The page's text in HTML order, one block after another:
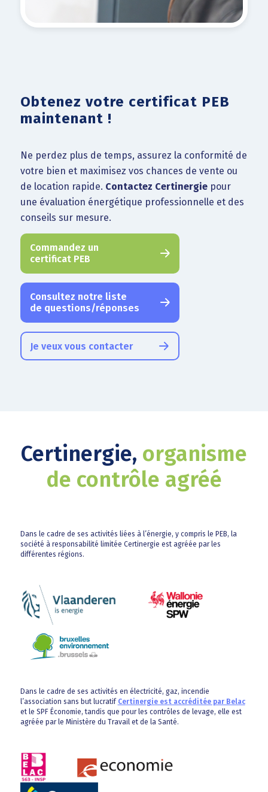
Obtenez votre certificat PEB
maintenant !
Ne perdez plus de temps, assurez la conformité de
votre bien et maximisez vos chances de vente ou
de location rapide. Contactez Certinergiepour
une évaluation énergétique professionnelle et des
conseils sur mesure.
Commandez un
certificat PEB
Consultez notre liste
de questions/réponses
Je veux vous contacter
Certinergie, organisme
de contrôle agréé
Dans le cadre de ses activités liées à l’énergie, y compris le PEB, la
société à responsabilité limitée Certinergie est agréée par les
différentes régions.
Dans le cadre de ses activités en électricité, gaz, incendie
l’association sans but lucratif Certinergie est accréditée par Belac
et le SPF Économie, tandis que pour les contrôles de levage, elle est
agréée par le Ministère du Travail et de la Santé.